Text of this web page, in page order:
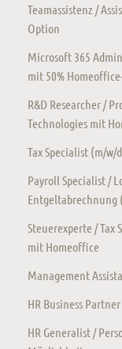
Teamassistenz /
Option
Microsoft 365
mit 50%
R&D Researcher /
Technologies mit
Tax Specialist (m/
Payroll Specialist /
Entgeltabrechnung
Steuerexperte /
mit Homeoffice
Management
HR Business
HR Generalist /